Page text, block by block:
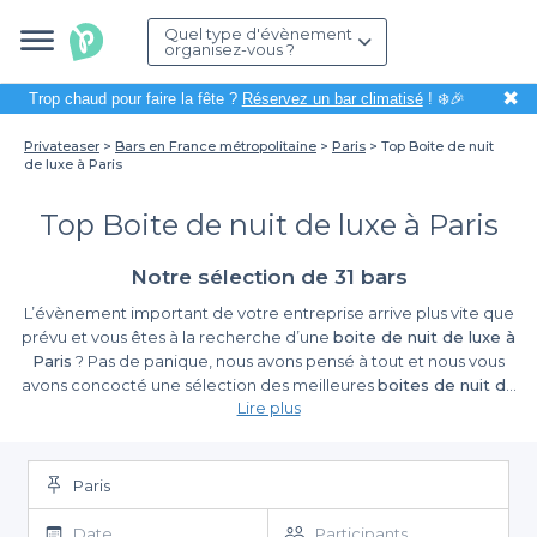
Quel type d'évènement
organisez-vous ?
Trop chaud pour faire la fête ? Réservez un bar climatisé! ❄️🎉 ✖
Privateaser Bars en France métropolitaine Paris
Top Boite de nuit
de luxe à Paris
Top Boite de nuit de luxe à Paris
Notre sélection de 31 bars
L’évènement important de votre entreprise arrive plus vite que
prévu et vous êtes à la recherche d’une boite de nuit de luxe à
Paris ? Pas de panique, nous avons pensé à tout et nous vous
avons concocté une sélection des meilleuresboites de nuit de
. C’est bon, vous n’avez plus à stresser au cas où vous
évènement. Votre réputation est sauvée et encore mieux, vous
allez devenir LA personne à contacter lorsqu’il faudra trouver un
endroit pour les prochains évènements. Un afterwork, un
séminaire, une réunion, la Summer party, un lancement de
Lire plus
Paris